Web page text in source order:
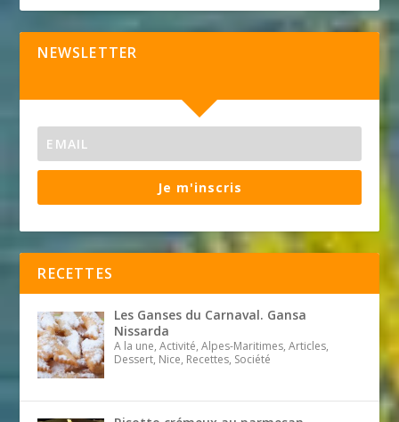
NEWSLETTER
Je m'inscris
RECETTES
Les Ganses du Carnaval. Gansa
Nissarda
A la une, Activité, Alpes-Maritimes, Articles,
Dessert, Nice, Recettes, Société